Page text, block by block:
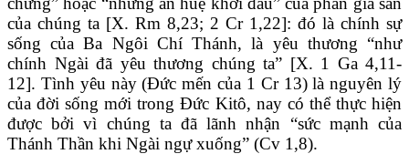
của chúng ta [X. Rm 8,23; 2 Cr 1,22]: đó là chính sự
sống của Ba Ngôi Chí Thánh, là yêu thương “như
chính Ngài đã yêu thương chúng ta” [X. 1 Ga 4,11-
12]. Tình yêu này (Đức mến của 1 Cr 13) là nguyên lý
của đời sống mới trong Đức Kitô, nay có thể thực hiện
được bởi vì chúng ta đã lãnh nhận “sức mạnh của
Thánh Thần khi Ngài ngự xuống” (Cv 1,8).